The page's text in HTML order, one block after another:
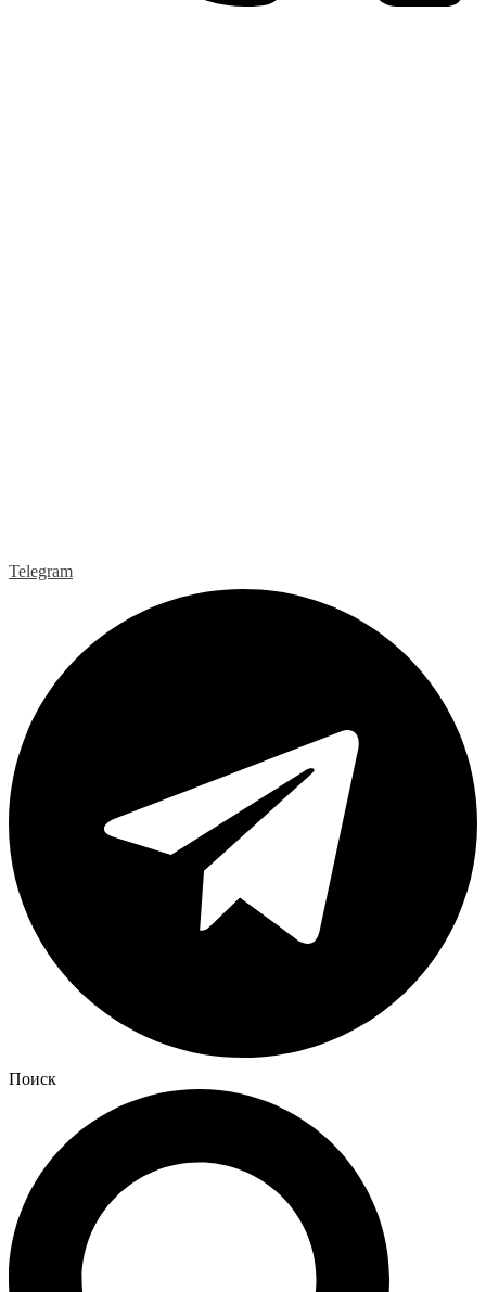
Telegram
Поиск